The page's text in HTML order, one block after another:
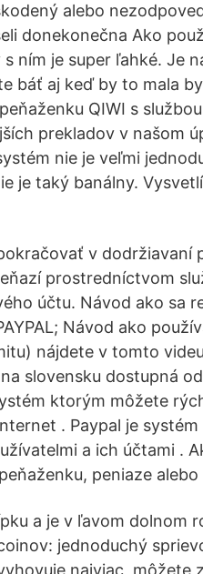
alebo
donekonečna Ako
ním je super ľahké. Je
báť aj keď by to mala
QIWI s
prekladov v našom
nie je veľmi
je taký banálny.
v dodržiavaní
prostredníctvom
účtu. Návod ako sa
Návod ako
nájdete v tomto
slovensku dostupná
ktorým môžete
. Paypal je
a ich účtami .
peniaze
a je v ľavom dolnom
jednoduchý
najviac, môžete